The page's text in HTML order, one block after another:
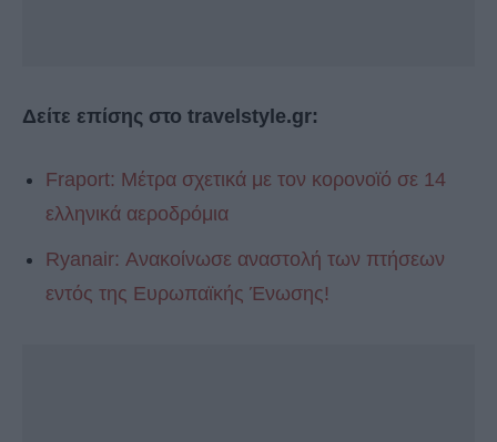
Δείτε επίσης στο travelstyle.gr:
Fraport: Μέτρα σχετικά με τον κορονοϊό σε 14
ελληνικά αεροδρόμια
Ryanair: Ανακοίνωσε αναστολή των πτήσεων
εντός της Ευρωπαϊκής Ένωσης!